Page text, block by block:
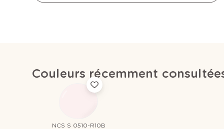
Couleurs récemment
NCS S 0510-R10B